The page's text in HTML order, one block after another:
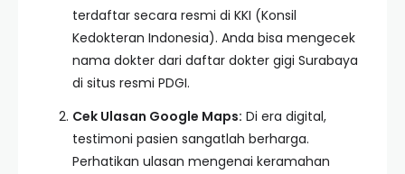
terdaftar secara resmi di KKI (Konsil
Kedokteran Indonesia). Anda bisa mengecek
nama dokter dari daftar dokter gigi Surabaya
di situs resmi PDGI.
Cek Ulasan Google Maps: Di era digital,
testimoni pasien sangatlah berharga.
Perhatikan ulasan mengenai keramahan